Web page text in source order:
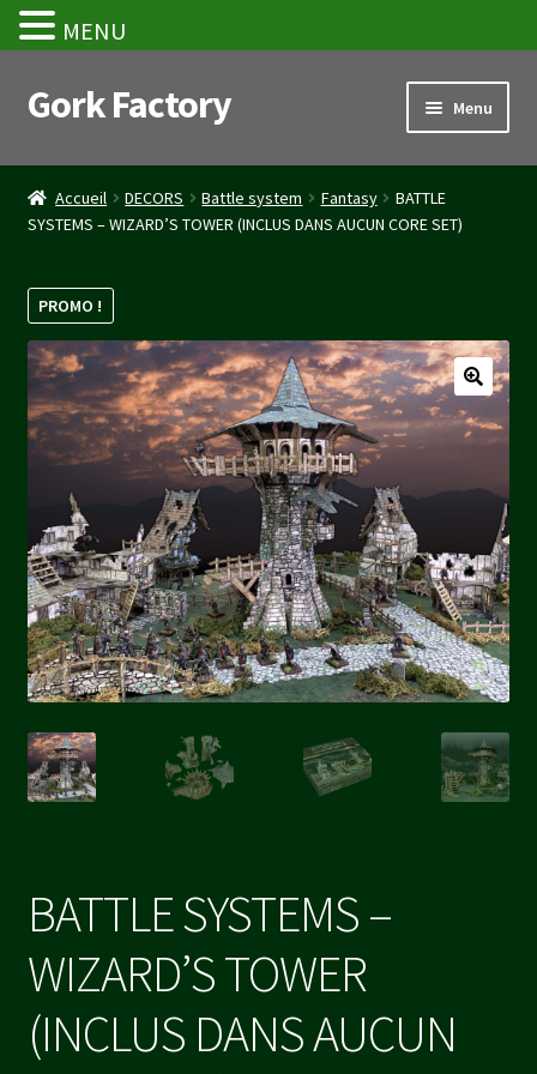
Aller
à
navigation
Aller
au
Gork Factory Menu
Accueil
CGV
Mon compte
Panier
Stripe Payment Success Page
Validation de la commande
Accueil DECORS Battle system Fantasy
BATTLE
SYSTEMS – WIZARD’S TOWER (INCLUS DANS AUCUN CORE SET)
PROMO !
BATTLE SYSTEMS –
WIZARD’S TOWER
(INCLUS DANS AUCUN
MENU